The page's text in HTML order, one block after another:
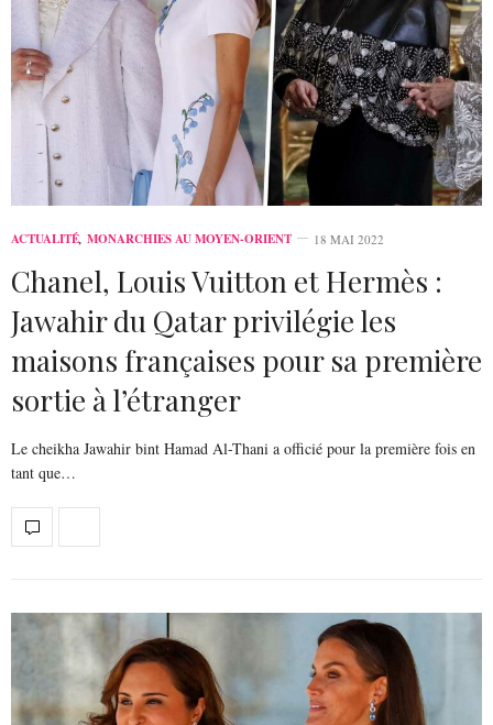
ACTUALITÉ, MONARCHIES AU MOYEN-ORIENT 18 MAI 2022
Chanel, Louis Vuitton et Hermès :
Jawahir du Qatar privilégie les
maisons françaises pour sa première
sortie à l’étranger
Le cheikha Jawahir bint Hamad Al-Thani a officié pour la première fois en
tant que…